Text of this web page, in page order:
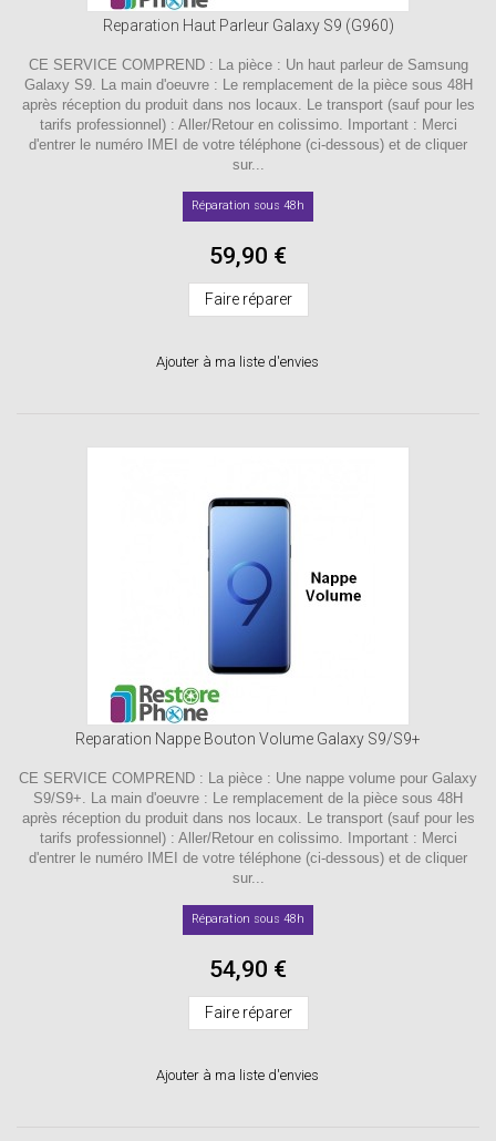
Reparation Haut Parleur Galaxy S9 (G960)
CE SERVICE COMPREND : La pièce : Un haut parleur de Samsung
Galaxy S9. La main d'oeuvre : Le remplacement de la pièce sous 48H
après réception du produit dans nos locaux. Le transport (sauf pour les
tarifs professionnel) : Aller/Retour en colissimo. Important : Merci
d'entrer le numéro IMEI de votre téléphone (ci-dessous) et de cliquer
sur...
Réparation sous 48h
59,90 €
Faire réparer
Ajouter à ma liste d'envies
Reparation Nappe Bouton Volume Galaxy S9/S9+
CE SERVICE COMPREND : La pièce : Une nappe volume pour Galaxy
S9/S9+. La main d'oeuvre : Le remplacement de la pièce sous 48H
après réception du produit dans nos locaux. Le transport (sauf pour les
tarifs professionnel) : Aller/Retour en colissimo. Important : Merci
d'entrer le numéro IMEI de votre téléphone (ci-dessous) et de cliquer
sur...
Réparation sous 48h
54,90 €
Faire réparer
Ajouter à ma liste d'envies